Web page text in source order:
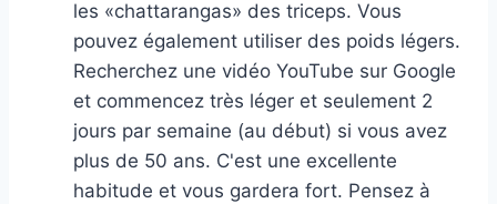
les «chattarangas» des triceps. Vous
pouvez également utiliser des poids légers.
Recherchez une vidéo YouTube sur Google
et commencez très léger et seulement 2
jours par semaine (au début) si vous avez
plus de 50 ans. C'est une excellente
habitude et vous gardera fort. Pensez à